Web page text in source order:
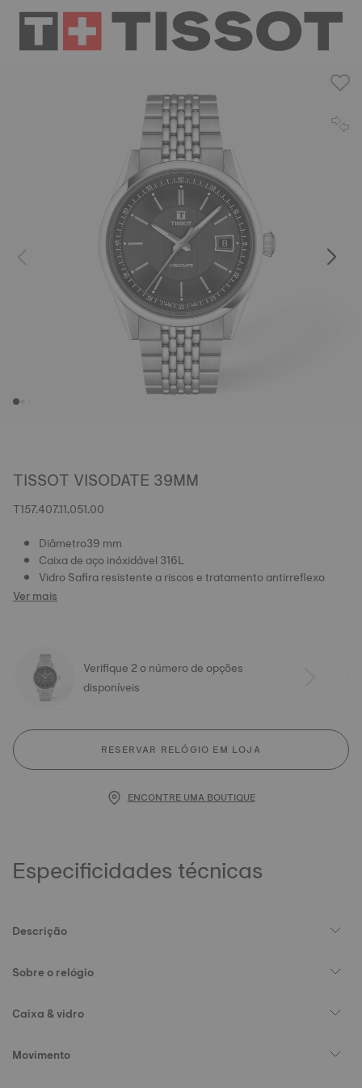
TISSOT VISODATE 39MM
T157.407.11.051.00
Diâmetro39 mm
Caixa de aço inóxidável 316L
Vidro Safira resistente a riscos e tratamento antirreflexo
Ver mais
Verifique 2 o número de opções
disponíveis
RESERVAR RELÓGIO EM LOJA
ENCONTRE UMA BOUTIQUE
Especificidades técnicas
Descrição
Sobre o relógio
Caixa & vidro
Movimento